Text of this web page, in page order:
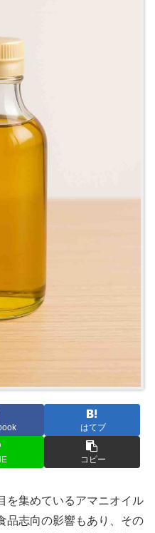
はてブ
コピー
を集めているアマニオイル
品志向の影響もあり、その